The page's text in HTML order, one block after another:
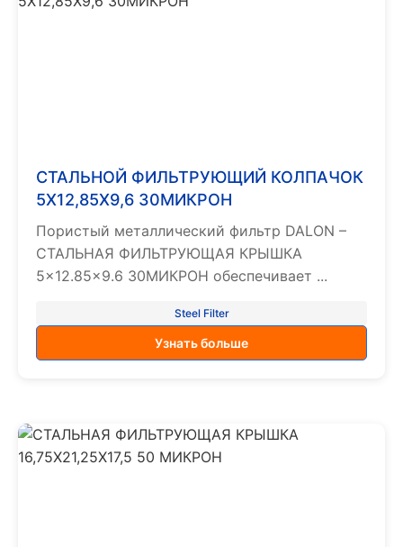
СТАЛЬНОЙ ФИЛЬТРУЮЩИЙ КОЛПАЧОК
5X12,85X9,6 30МИКРОН
Пористый металлический фильтр DALON –
СТАЛЬНАЯ ФИЛЬТРУЮЩАЯ КРЫШКА
5×12.85×9.6 30МИКРОН обеспечивает ...
Steel Filter
Узнать больше